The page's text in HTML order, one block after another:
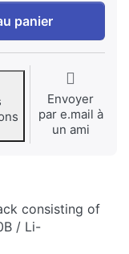
Battery Li-90B/Li-
panier
Envoyer
par e.mail à
un ami
consisting of
/ Li-